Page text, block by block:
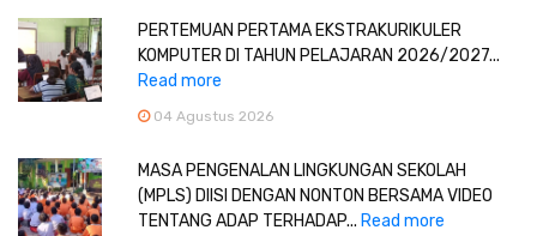
PERTEMUAN PERTAMA EKSTRAKURIKULER
KOMPUTER DI TAHUN PELAJARAN 2026/2027...
Read more
04 Agustus 2026
MASA PENGENALAN LINGKUNGAN SEKOLAH
(MPLS) DIISI DENGAN NONTON BERSAMA VIDEO
TENTANG ADAP TERHADAP... Read more